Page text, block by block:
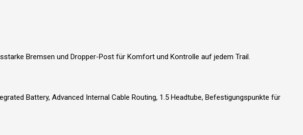
Bremsen und Dropper-Post für Komfort und Kontrolle auf jedem Trail.
Battery, Advanced Internal Cable Routing, 1.5 Headtube, Befestigungspunkte für